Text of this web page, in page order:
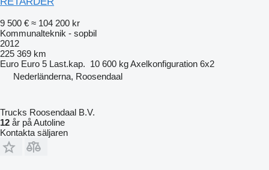
9 500 € ≈ 104 200 kr
Kommunalteknik - sopbil
2012
225 369 km
Euro Euro 5 Last.kap. 10 600 kgAxelkonfiguration 6x2
Nederländerna, Roosendaal
Trucks Roosendaal B.V.
12 år på Autoline
Kontakta säljaren